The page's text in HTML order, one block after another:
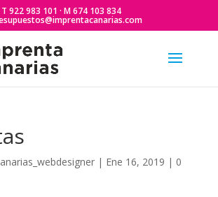
T 922 983 101 · M 674 103 834
| Ene 16, 2019 | 0